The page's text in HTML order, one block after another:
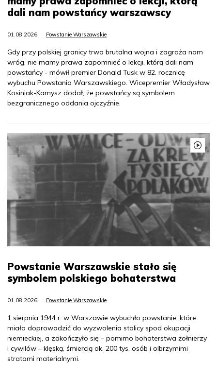
dali nam powstańcy warszawscy
01.08.2026 Powstanie Warszawskie
Gdy przy polskiej granicy trwa brutalna wojna i zagraża nam
wróg, nie mamy prawa zapomnieć o lekcji, którą dali nam
powstańcy - mówił premier Donald Tusk w 82. rocznicę
wybuchu Powstania Warszawskiego. Wicepremier Władysław
Kosiniak-Kamysz dodał, że powstańcy są symbolem
bezgranicznego oddania ojczyźnie.
Powstanie Warszawskie stało się
symbolem polskiego bohaterstwa
01.08.2026 Powstanie Warszawskie
1 sierpnia 1944 r. w Warszawie wybuchło powstanie, które
miało doprowadzić do wyzwolenia stolicy spod okupacji
niemieckiej, a zakończyło się – pomimo bohaterstwa żołnierzy
i cywilów – klęską, śmiercią ok. 200 tys. osób i olbrzymimi
stratami materialnymi.